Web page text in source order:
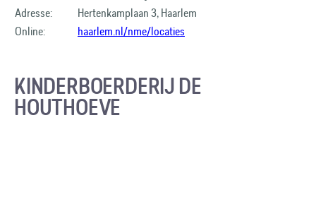
Adresse:
Hertenkamplaan 3, Haarlem
Online:
haarlem.nl/nme/locaties
KINDERBOERDERIJ DE
HOUTHOEVE